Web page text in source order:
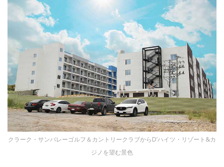
クラーク・サンバレーゴルフ＆カントリークラブからD’ハイツ・リゾート&カ
ジノを望む景色